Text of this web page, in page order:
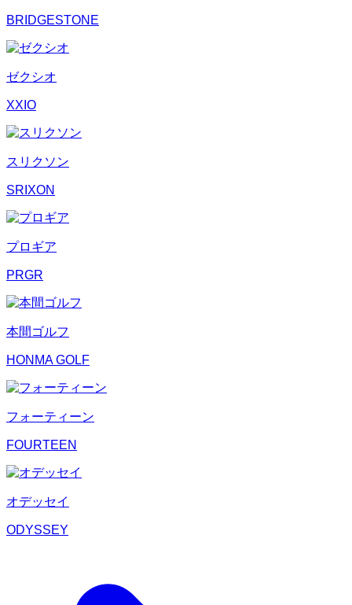
BRIDGESTONE
ゼクシオ
XXIO
スリクソン
SRIXON
プロギア
PRGR
本間ゴルフ
HONMA GOLF
フォーティーン
FOURTEEN
オデッセイ
ODYSSEY